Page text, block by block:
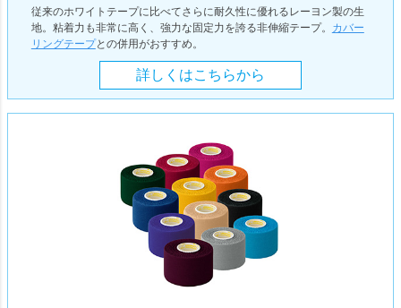
従来のホワイトテープに比べてさらに耐久性に優れるレーヨン製の生
地。粘着力も非常に高く、強力な固定力を誇る非伸縮テープ。 カバー
リングテープとの併用がおすすめ。
詳しくはこちらから